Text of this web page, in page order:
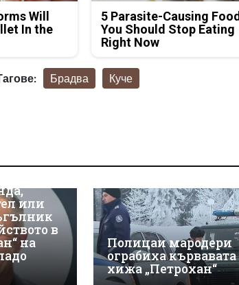
Will
In the
5 Parasite-Causing
You Should Stop Eating
Right Now
Брадва Куче
или
в
на
Полицаи мародери
ограбиха кървавата
хижа „Петрохан“